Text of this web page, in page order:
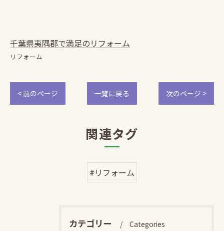
千葉県夷隅郡で満足のリフォーム
リフォーム
< 前のページ 一覧に戻る 次のページ >
関連タグ
#リフォーム
カテゴリー Categories